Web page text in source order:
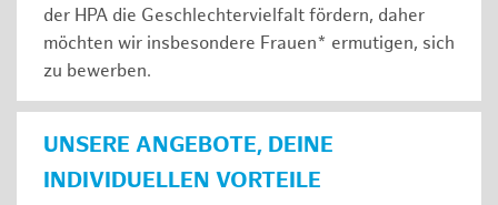
der HPA die Geschlechtervielfalt fördern, daher
möchten wir insbesondere Frauen* ermutigen, sich
zu bewerben.
UNSERE ANGEBOTE, DEINE
INDIVIDUELLEN VORTEILE